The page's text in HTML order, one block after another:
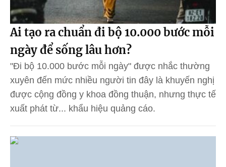
Ai tạo ra chuẩn đi bộ 10.000 bước mỗi
ngày để sống lâu hơn?
"Đi bộ 10.000 bước mỗi ngày" được nhắc thường
xuyên đến mức nhiều người tin đây là khuyến nghị
được cộng đồng y khoa đồng thuận, nhưng thực tế
xuất phát từ... khẩu hiệu quảng cáo.